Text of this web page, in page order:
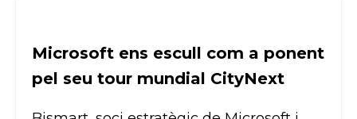
Microsoft ens escull com a ponent
pel seu tour mundial CityNext